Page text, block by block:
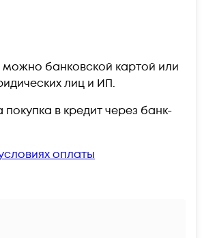
можно банковской картой или
лиц и ИП.
в кредит через банк-
оплаты